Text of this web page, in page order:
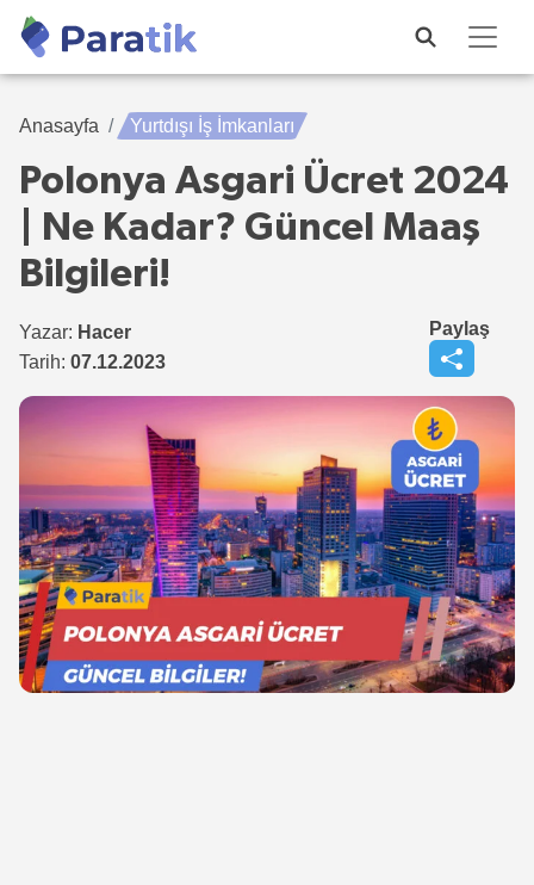
Anasayfa Yurtdışı İş İmkanları
Polonya Asgari Ücret 2024
| Ne Kadar? Güncel Maaş
Bilgileri!
Yazar: Hacer
Tarih: 07.12.2023
Paylaş